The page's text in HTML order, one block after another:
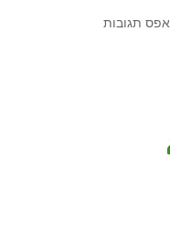
אפס תגובות